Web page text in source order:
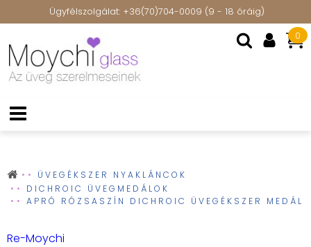
Ügyfélszolgálat: +36(70)704-0009 (9 - 18 óráig)
0
ÜVEGÉKSZER NYAKLÁNCOK
DICHROIC ÜVEGMEDÁLOK
APRÓ RÓZSASZÍN DICHROIC ÜVEGÉKSZER MEDÁL
Re-Moychi